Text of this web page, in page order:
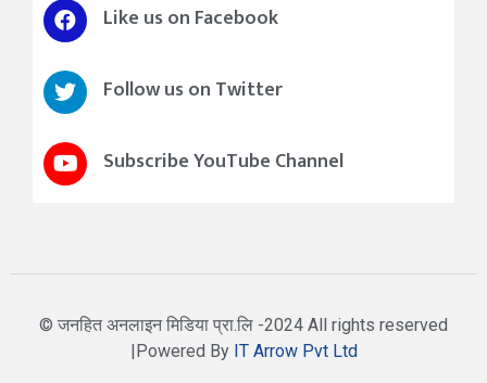
Like us on Facebook
Follow us on Twitter
Subscribe YouTube Channel
© जनहित अनलाइन मिडिया प्रा.लि -2024 All rights reserved
|Powered By IT Arrow Pvt Ltd